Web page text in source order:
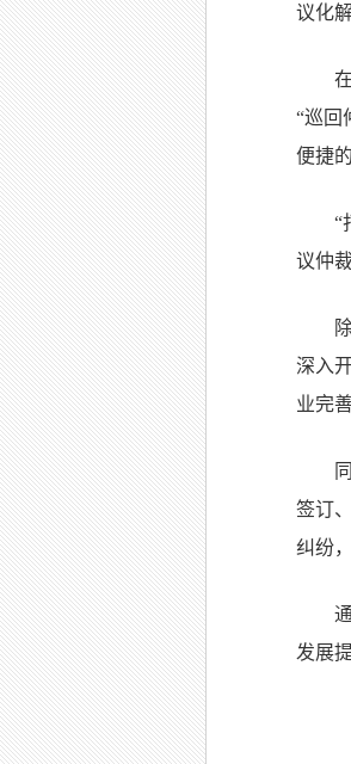
议化
“巡回
便捷
“
议仲
深入
业完
签订
纠纷
发展